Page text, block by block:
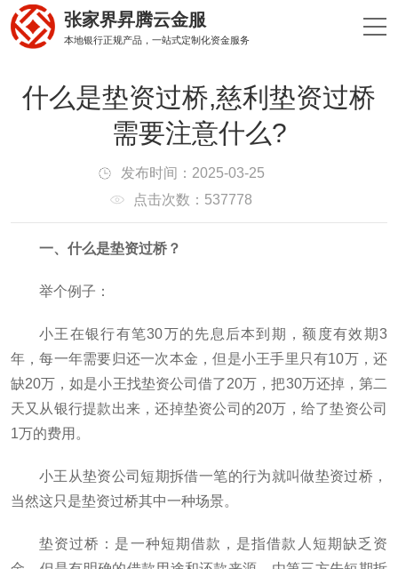
张家界昇腾云金服
本地银行正规产品，一站式定制化资金服务
什么是垫资过桥,慈利垫资过桥
需要注意什么?
发布时间：2025-03-25
点击次数：537778
一、什么是垫资过桥？
举个例子：
小王在银行有笔30万的先息后本到期，额度有效期3
年，每一年需要归还一次本金，但是小王手里只有10万，还
缺20万，如是小王找垫资公司借了20万，把30万还掉，第二
天又从银行提款出来，还掉垫资公司的20万，给了垫资公司
1万的费用。
小王从垫资公司短期拆借一笔的行为就叫做垫资过桥，
当然这只是垫资过桥其中一种场景。
垫资过桥：是一种短期借款，是指借款人短期缺乏资